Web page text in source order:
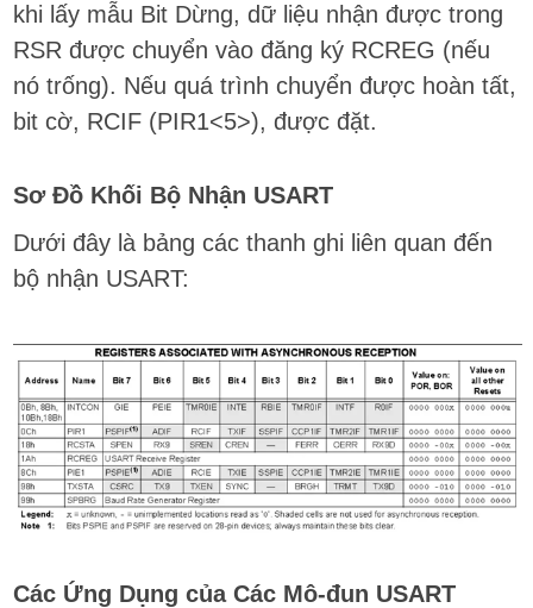
khi lấy mẫu Bit Dừng, dữ liệu nhận được trong
RSR được chuyển vào đăng ký RCREG (nếu
nó trống). Nếu quá trình chuyển được hoàn tất,
bit cờ, RCIF (PIR1<5>), được đặt.
Sơ Đồ Khối Bộ Nhận USART
Dưới đây là bảng các thanh ghi liên quan đến
bộ nhận USART:
Các Ứng Dụng của Các Mô-đun USART